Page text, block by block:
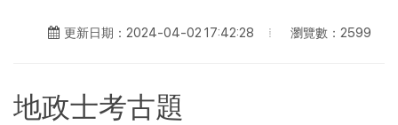
更新日期：2024-04-02 17:42:28 瀏覽數：2599
地政士考古題